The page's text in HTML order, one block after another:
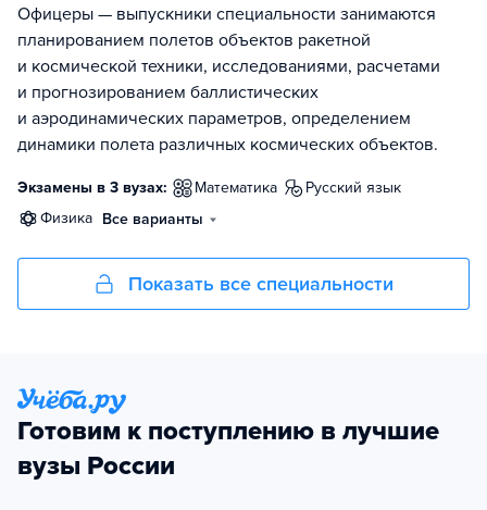
Офицеры — выпускники специальности занимаются
планированием полетов объектов ракетной
и космической техники, исследованиями, расчетами
и прогнозированием баллистических
и аэродинамических параметров, определением
динамики полета различных космических объектов.
Экзамены в 3 вузах: математика
русский язык
физика Все варианты
Показать все специальности
Готовим к поступлению в лучшие
вузы России